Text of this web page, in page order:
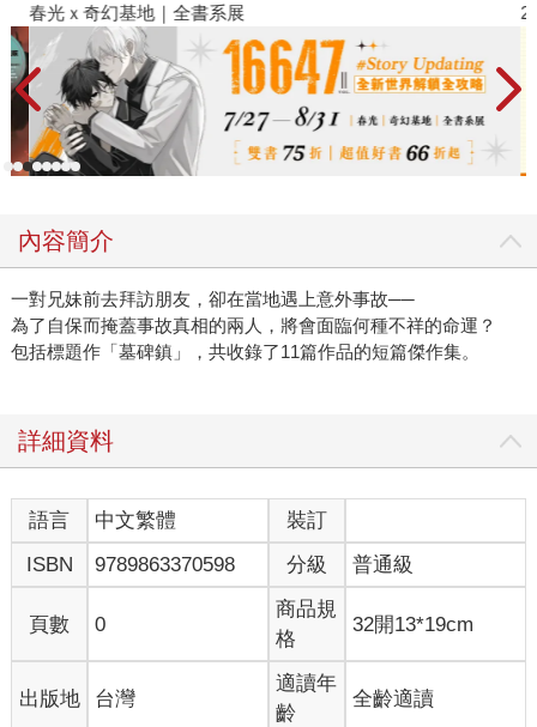
春光ｘ奇幻基地｜全書系展
內容簡介
一對兄妹前去拜訪朋友，卻在當地遇上意外事故──
為了自保而掩蓋事故真相的兩人，將會面臨何種不祥的命運？
包括標題作「墓碑鎮」，共收錄了11篇作品的短篇傑作集。
詳細資料
語言 中文繁體
裝訂
ISBN
9789863370598 分級 普通級
頁數 0
商品規
格
32開13*19cm
出版地 台灣
適讀年
齡
全齡適讀